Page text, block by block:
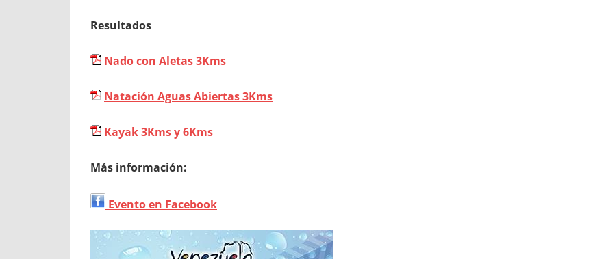
Resultados
Nado con Aletas 3Kms
Natación Aguas Abiertas 3Kms
Kayak 3Kms y 6Kms
Más información:
Evento en Facebook